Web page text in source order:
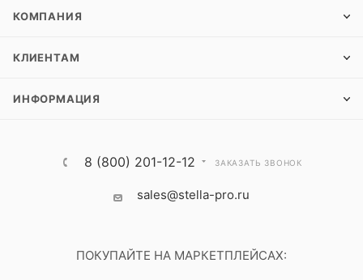
КОМПАНИЯ
КЛИЕНТАМ
ИНФОРМАЦИЯ
8 (800) 201-12-12 ЗАКАЗАТЬ ЗВОНОК
sales@stella-pro.ru
ПОКУПАЙТЕ НА МАРКЕТПЛЕЙСАХ: